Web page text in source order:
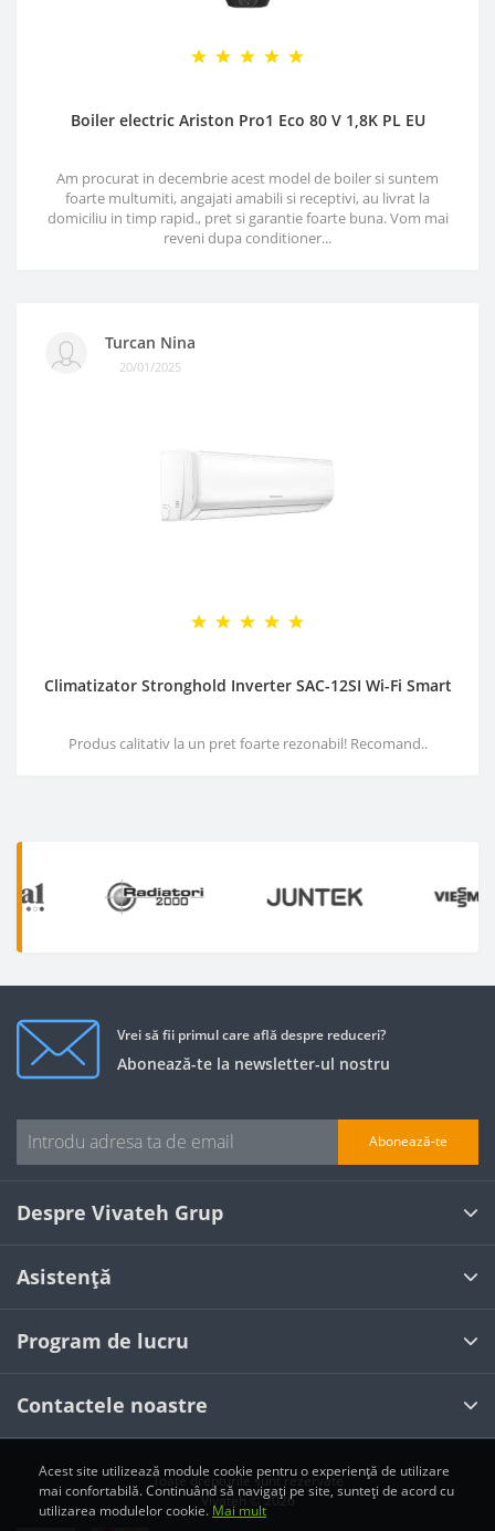
Boiler electric Ariston Pro1 Eco 80 V 1,8K PL EU
Am procurat in decembrie acest model de boiler si suntem
foarte multumiti, angajati amabili si receptivi, au livrat la
domiciliu in timp rapid., pret si garantie foarte buna. Vom mai
reveni dupa conditioner...
Turcan Nina
20/01/2025
Climatizator Stronghold Inverter SAC-12SI Wi-Fi Smart
Produs calitativ la un pret foarte rezonabil! Recomand..
Vrei să fii primul care află despre reduceri?
Abonează-te la newsletter-ul nostru
Abonează-te
Despre Vivateh Grup
Asistență
Program de lucru
Contactele noastre
Toate drepturile sunt rezervate
Vivateh © 2026
Acest site utilizează module cookie pentru o experiență de utilizare
mai confortabilă. Continuând să navigați pe site, sunteți de acord cu
utilizarea modulelor cookie.Mai mult